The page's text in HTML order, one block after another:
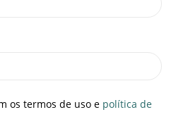
os termos de uso e política de